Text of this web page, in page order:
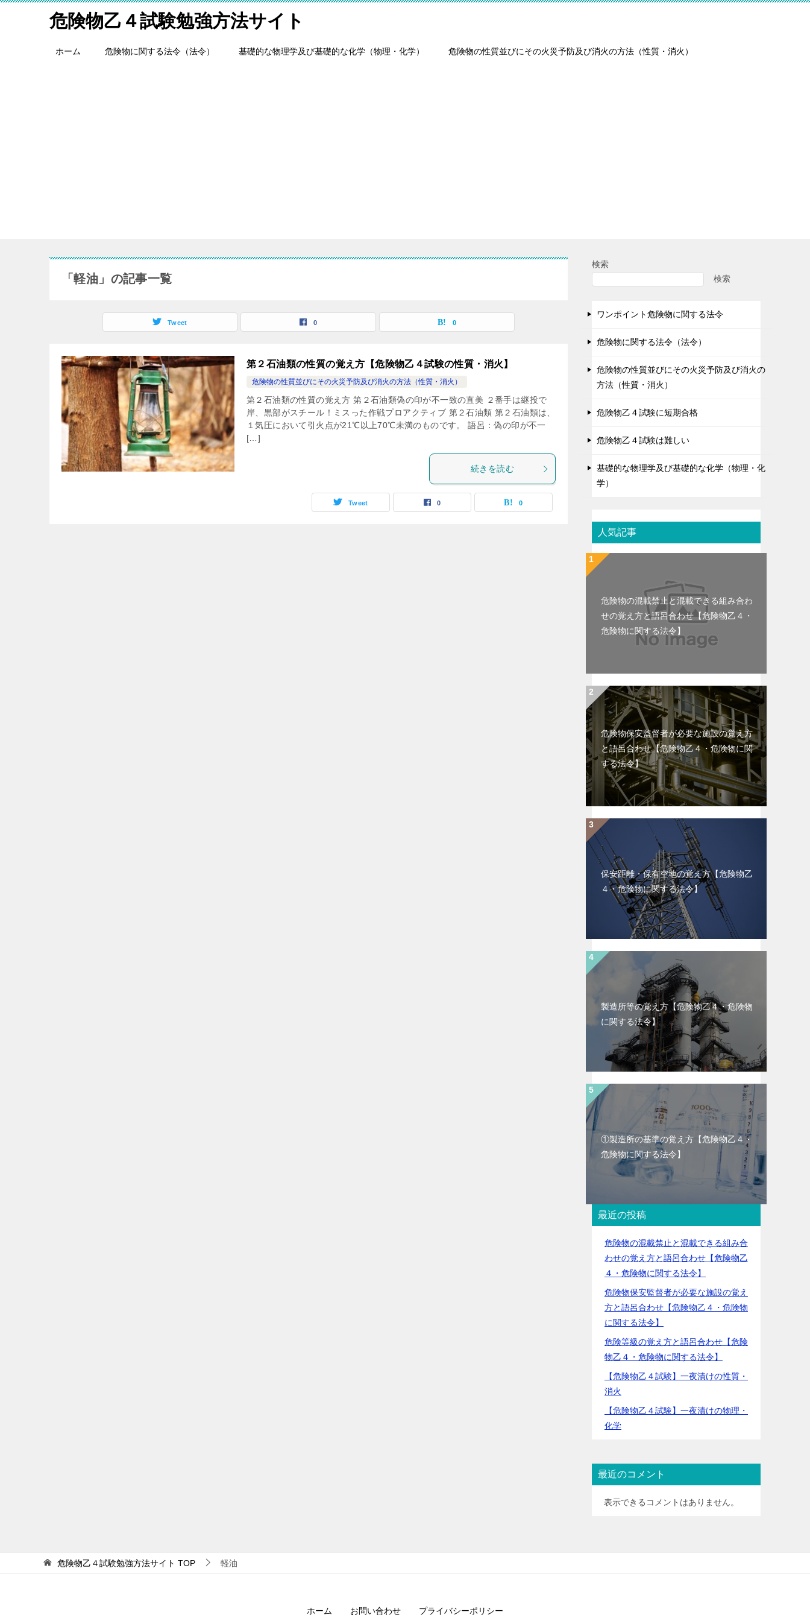
危険物乙４試験勉強方法サイト
ホーム 危険物に関する法令（法令） 基礎的な物理学及び基礎的な化学（物理・化学） 危険物の性質並びにその火災予防及び消火の方法（性質・消火）
「軽油」の記事一覧
Tweet 0 0
第２石油類の性質の覚え方【危険物乙４試験の性質・消火】
危険物の性質並びにその火災予防及び消火の方法（性質・消火）
第２石油類の性質の覚え方 第２石油類偽の印が不一致の直美 ２番手は継投で
岸、黒部がスチール！ミスった作戦プロアクティブ 第２石油類 第２石油類は、
１気圧において引火点が21℃以上70℃未満のものです。 語呂：偽の印が不一
[…]
続きを読む
Tweet 0 0
検索
検索
ワンポイント危険物に関する法令
危険物に関する法令（法令）
危険物の性質並びにその火災予防及び消火の
方法（性質・消火）
危険物乙４試験に短期合格
危険物乙４試験は難しい
基礎的な物理学及び基礎的な化学（物理・化
学）
人気記事
危険物の混載禁止と混載できる組み合わ
せの覚え方と語呂合わせ【危険物乙４・
危険物に関する法令】
危険物保安監督者が必要な施設の覚え方
と語呂合わせ【危険物乙４・危険物に関
する法令】
保安距離・保有空地の覚え方【危険物乙
４・危険物に関する法令】
製造所等の覚え方【危険物乙４・危険物
に関する法令】
①製造所の基準の覚え方【危険物乙４・
危険物に関する法令】
最近の投稿
危険物の混載禁止と混載できる組み合
わせの覚え方と語呂合わせ【危険物乙
４・危険物に関する法令】
危険物保安監督者が必要な施設の覚え
方と語呂合わせ【危険物乙４・危険物
に関する法令】
危険等級の覚え方と語呂合わせ【危険
物乙４・危険物に関する法令】
【危険物乙４試験】一夜漬けの性質・
消火
【危険物乙４試験】一夜漬けの物理・
化学
最近のコメント
表示できるコメントはありません。
危険物乙４試験勉強方法サイト TOP 軽油
ホーム お問い合わせ プライバシーポリシー